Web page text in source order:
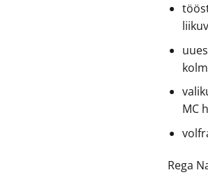
MC
Rega